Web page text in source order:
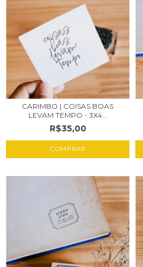
CARIMBO | COISAS BOAS
LEVAM TEMPO - 3X4...
R$35,00